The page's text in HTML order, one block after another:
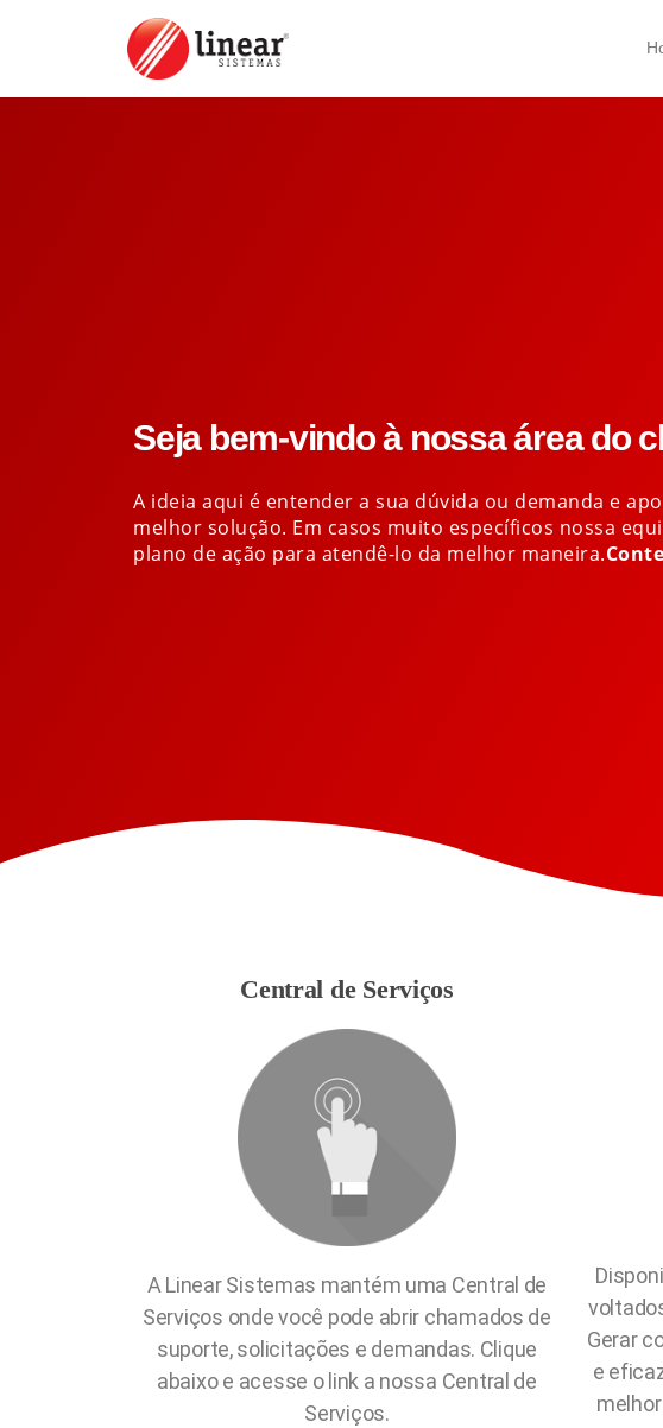
Seja bem-vindo à nossa área do
A ideia aqui é entender a sua dúvida ou demanda e
melhor solução. Em casos muito específicos nossa
plano de ação para atendê-lo da melhor maneira.
Central de Serviços
A Linear Sistemas mantém uma Central de
Serviços onde você pode abrir chamados de
suporte, solicitações e demandas. Clique
abaixo e acesse o link a nossa Central de
Serviços.
Gerar
e